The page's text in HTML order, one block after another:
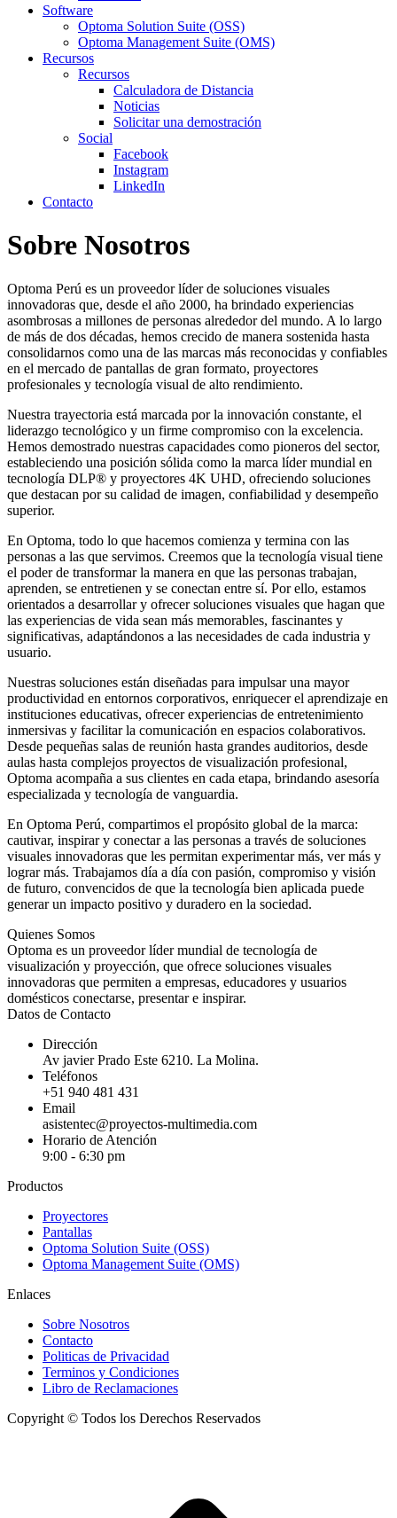
Software
Optoma Solution Suite (OSS)
Optoma Management Suite (OMS)
Recursos
Recursos
Calculadora de Distancia
Noticias
Solicitar una demostración
Social
Facebook
Instagram
LinkedIn
Contacto
Sobre Nosotros
Optoma Perú es un proveedor líder de soluciones visuales
innovadoras que, desde el año 2000, ha brindado experiencias
asombrosas a millones de personas alrededor del mundo. A lo largo
de más de dos décadas, hemos crecido de manera sostenida hasta
consolidarnos como una de las marcas más reconocidas y confiables
en el mercado de pantallas de gran formato, proyectores
profesionales y tecnología visual de alto rendimiento.
Nuestra trayectoria está marcada por la innovación constante, el
liderazgo tecnológico y un firme compromiso con la excelencia.
Hemos demostrado nuestras capacidades como pioneros del sector,
estableciendo una posición sólida como la marca líder mundial en
tecnología DLP® y proyectores 4K UHD, ofreciendo soluciones
que destacan por su calidad de imagen, confiabilidad y desempeño
superior.
En Optoma, todo lo que hacemos comienza y termina con las
personas a las que servimos. Creemos que la tecnología visual tiene
el poder de transformar la manera en que las personas trabajan,
aprenden, se entretienen y se conectan entre sí. Por ello, estamos
orientados a desarrollar y ofrecer soluciones visuales que hagan que
las experiencias de vida sean más memorables, fascinantes y
significativas, adaptándonos a las necesidades de cada industria y
usuario.
Nuestras soluciones están diseñadas para impulsar una mayor
productividad en entornos corporativos, enriquecer el aprendizaje en
instituciones educativas, ofrecer experiencias de entretenimiento
inmersivas y facilitar la comunicación en espacios colaborativos.
Desde pequeñas salas de reunión hasta grandes auditorios, desde
aulas hasta complejos proyectos de visualización profesional,
Optoma acompaña a sus clientes en cada etapa, brindando asesoría
especializada y tecnología de vanguardia.
En Optoma Perú, compartimos el propósito global de la marca:
cautivar, inspirar y conectar a las personas a través de soluciones
visuales innovadoras que les permitan experimentar más, ver más y
lograr más. Trabajamos día a día con pasión, compromiso y visión
de futuro, convencidos de que la tecnología bien aplicada puede
generar un impacto positivo y duradero en la sociedad.
Quienes Somos
Optoma es un proveedor líder mundial de tecnología de
visualización y proyección, que ofrece soluciones visuales
innovadoras que permiten a empresas, educadores y usuarios
domésticos conectarse, presentar e inspirar.
Datos de Contacto
Dirección
Av javier Prado Este 6210. La Molina.
Teléfonos
+51 940 481 431
Email
asistentec@proyectos-multimedia.com
Horario de Atención
9:00 - 6:30 pm
Productos
Proyectores
Pantallas
Optoma Solution Suite (OSS)
Optoma Management Suite (OMS)
Enlaces
Sobre Nosotros
Contacto
Politicas de Privacidad
Terminos y Condiciones
Libro de Reclamaciones
Copyright © Todos los Derechos Reservados